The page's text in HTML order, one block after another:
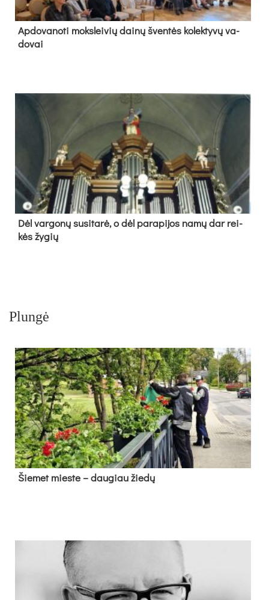
Ap­do­va­no­ti moks­lei­vių dai­nų šven­tės ko­lek­ty­vų va­
do­vai
Dėl var­go­nų su­si­ta­rė, o dėl pa­ra­pi­jos na­mų dar rei­
kės žy­gių
Plungė
Šie­met mies­te – dau­giau žie­dų